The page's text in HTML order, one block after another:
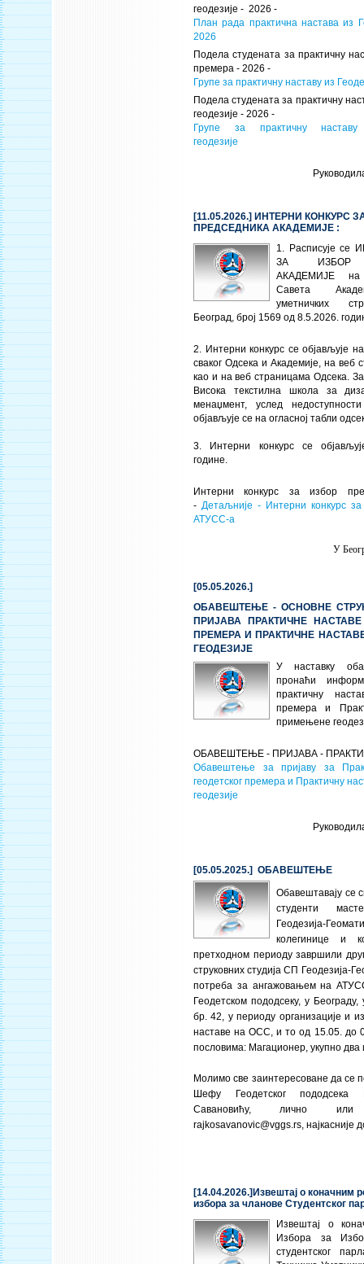
геодезије - 2026 -
План рада практична настава из
2026
Подела студената за практичну
премера - 2026 -
Групе за практичну наставу из
Подела студената за практичну
геодезије - 2026 -
Групе за практичну
геодезије
[11.05.2026.] ИНТЕРНИ КОНКУРС
ПРЕДСЕДНИКА АКАДЕМИЈЕ :
1. Расписује
ЗА ИЗБОР
АКАДЕМИЈЕ на
Савета
уметничких
Београд, број 1569 од 8.5.2026.
2. Интерни конкурс се објављује
сваког Одсека и Академије, на веб
као и на веб страницама Одсека.
Висока текстилна школа за
менаџмент, услед
објављује се на огласној табли
3. Интерни конкурс се
године.
Интерни конкурс за избор
- Детаљније - Интерни конкурс
АТУСС-а
У
[05.05.2026.]
ОБАВЕШТЕЊЕ - ОСНОВНЕ
ПРИЈАВА ПРАКТИЧНЕ
ПРЕМЕРА И ПРАКТИЧНЕ
ГЕОДЕЗИЈЕ
У наставку
пронаћи
практичну
премера и
примењене
ОБАВЕШТЕЊЕ - ПРИЈАВА -
Обавештење за пријаву за
геодетског премера и Практичну
геодезије
[05.05.2025.] ОБАВЕШТЕЊЕ
Обавештавају се
студенти
Геодезија-
колегинице и
претходном периоду завршили
струковних студија СП Геодезија-
потреба за ангажовањем на
Геодетском пододсеку, у
бр. 42, у периоду организације и
наставе на ОСС, и то од 15.05. до
пословима: Магационер, укупно
Молимо све заинтересоване да се
Шефу Геодетског
Савановићу, лично
rajkosavanovic@vggs.rs, најкасније
[14.04.2026.]Извештај о коначним
избора за чланове Студентског
Извештај о
Избора за
студентског